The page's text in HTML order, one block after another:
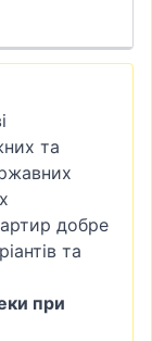
та
добре
та
при